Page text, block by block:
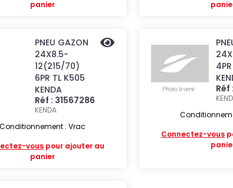
panier
PNEU GAZON
24X8.5-
12(215/70)
6PR TL K505
KENDA
Réf : 31567286
KENDA
: Vrac
vous pour ajouter au
panier
Réf
Connectez-vous